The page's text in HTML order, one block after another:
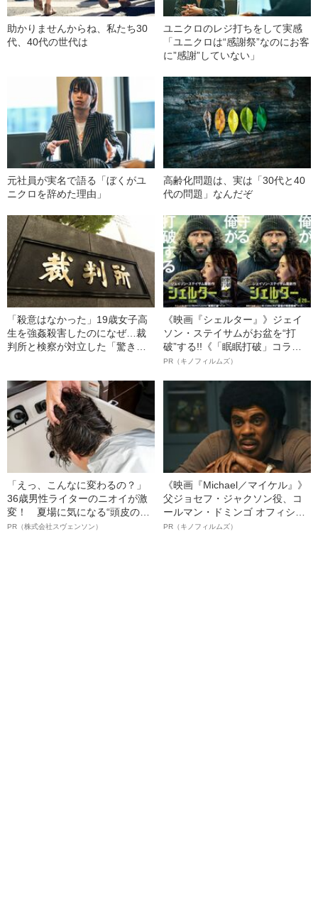
助かりませんからね、私たち30
代、40代の世代は
ユニクロのレジ打ちをして実感
「ユニクロは“感謝祭”なのにお客
に”感謝”していない」
元社員が実名で語る「ぼくがユ
ニクロを辞めた理由」
高齢化問題は、実は「30代と40
代の問題」なんだぞ
「殺意はなかった」19歳女子高
生を強姦殺害したのになぜ…裁
判所と検察が対立した「驚きの
《映画『シェルター』》ジェイ
ソン・ステイサムがお盆を“打
破”する!!《「眠眠打破」コラ
ボ》
PR（キノフィルムズ）
「えっ、こんなに変わるの？」
36歳男性ライターのニオイが激
変！ 夏場に気になる“頭皮のニ
オイ”や“ベタつき”を解消す
PR（株式会社スヴェンソン）
《映画『Michael／マイケル』》
父ジョセフ・ジャクソン役、コ
ールマン・ドミンゴ オフィシャ
ルインタビュー“観客を魅了した
PR（キノフィルムズ）